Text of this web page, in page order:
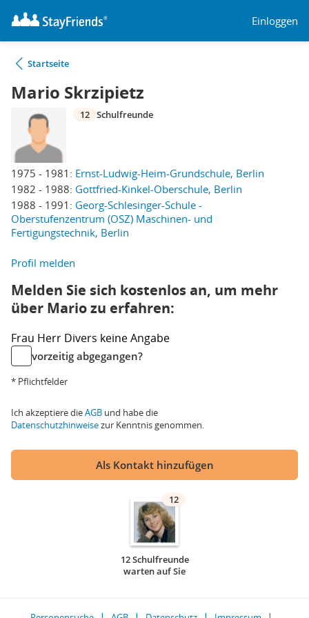
Einloggen
Startseite
Mario Skrzipietz
1975 - 1981: Ernst-Ludwig-Heim-Grundschule, Berlin
1982 - 1988: Gottfried-Kinkel-Oberschule, Berlin
1988 - 1991: Georg-Schlesinger-Schule -
Oberstufenzentrum (OSZ) Maschinen- und
Fertigungstechnik, Berlin
12 Schulfreunde
Profil melden
Melden Sie sich kostenlos an, um mehr
über Mario zu erfahren:
Frau Herr Divers keine Angabe
vorzeitig abgegangen?
* Pflichtfelder
Ich akzeptiere dieAGB und habe die
Datenschutzhinweisezur Kenntnis genommen.
Als Kontakt hinzufügen
12
12 Schulfreunde
warten auf Sie